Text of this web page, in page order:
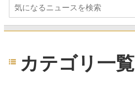
カテゴリ一覧